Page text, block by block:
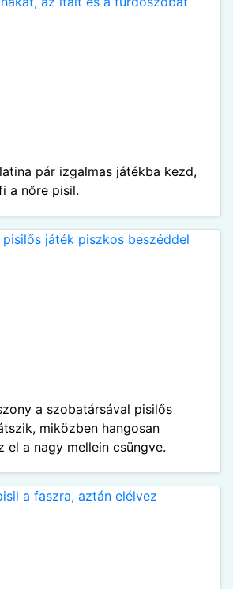
pár izgalmas játékba kezd,
a nőre pisil.
a szobatársával pisilős
miközben hangosan
el a nagy mellein csüngve.